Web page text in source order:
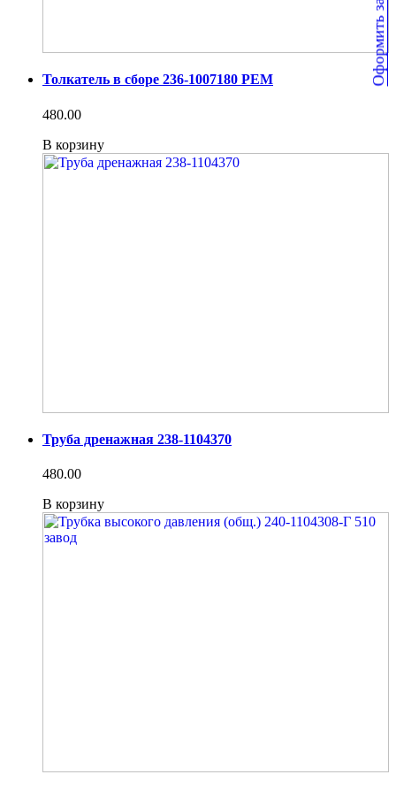
Толкатель в сборе 236-1007180 РЕМ
480.00
В корзину
Труба дренажная 238-1104370
480.00
В корзину
Оформить заявку